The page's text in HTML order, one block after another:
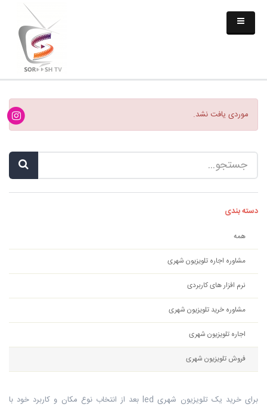
موردی یافت نشد.
دسته بندی
همه
مشاوره اجاره تلویزیون شهری
نرم افزار های کاربردی
مشاوره خرید تلویزیون شهری
اجاره تلویزیون شهری
فروش تلویزیون شهری
برای خرید یک تلویزیون شهری led بعد از انتخاب نوع مکان و کاربرد خود با